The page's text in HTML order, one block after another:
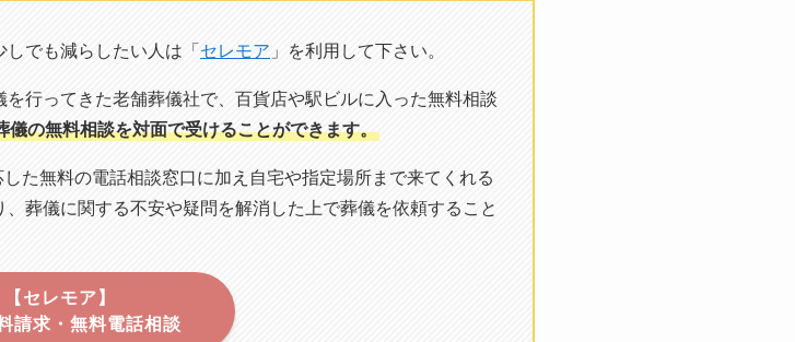
でも減らしたい人は「 セレモア 」を利用して下さい。
行ってきた老舗葬儀社で、百貨店や駅ビルに入った無料相談
儀の無料相談を対面で受けることができます。
た無料の電話相談窓口に加え自宅や指定場所まで来てくれる
、葬儀に関する不安や疑問を解消した上で葬儀を依頼すること
【セレモア】
請求・無料電話相談